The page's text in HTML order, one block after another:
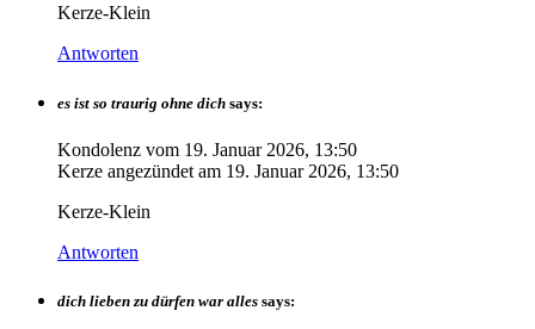
Kerze-Klein
Antworten
es ist so traurig ohne dich says:
Kondolenz vom 19. Januar 2026, 13:50
Kerze angezündet am 19. Januar 2026, 13:50
Kerze-Klein
Antworten
dich lieben zu dürfen war alles says: